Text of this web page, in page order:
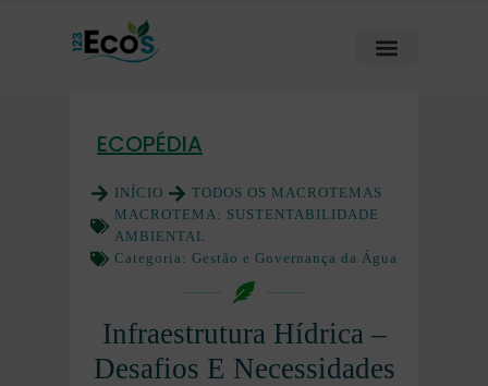
ECOPÉDIA
INÍCIO
TODOS OS MACROTEMAS
MACROTEMA: SUSTENTABILIDADE
AMBIENTAL
Categoria: Gestão e Governança da Água
Infraestrutura Hídrica –
Desafios E Necessidades